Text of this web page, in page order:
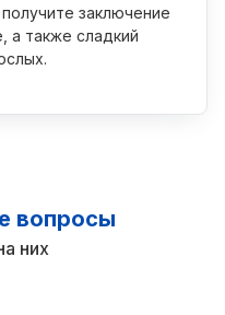
заключение
а также сладкий
вопросы
них